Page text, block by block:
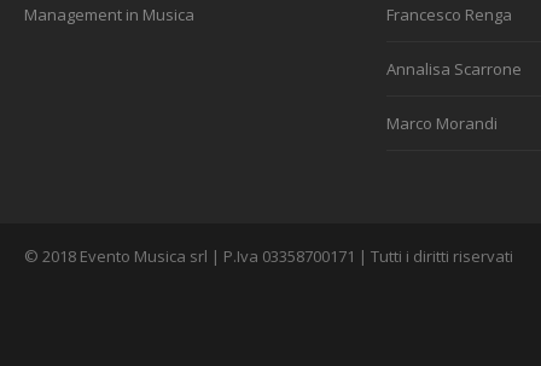
Management in Musica Francesco Renga
Annalisa Scarrone
Marco Morandi
© 2018 Evento Musica srl | P.Iva 03358700171 | Tutti i diritti riservati